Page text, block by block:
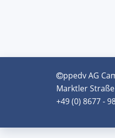
ppedv AG
Marktler
+49 (0) 8677 -